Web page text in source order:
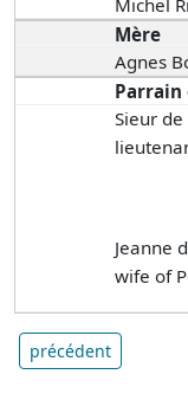
Michel
Mère
Agnes
Parrain
Sieur de
Jeanne
wife of
précédent